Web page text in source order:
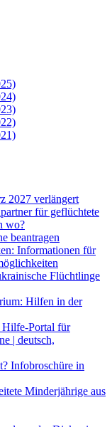
2027 verlängert
für geflüchtete
wo?
beantragen
Informationen für
Flüchtlinge
Hilfen in der
Hilfe-Portal für
| deutsch,
Infobroschüre in
Minderjährige aus